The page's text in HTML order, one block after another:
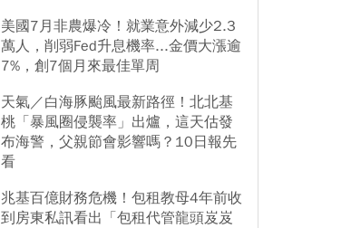
美國7月非農爆冷！就業意外減少2.3
萬人，削弱Fed升息機率...金價大漲逾
7%，創7個月來最佳單周
天氣／白海豚颱風最新路徑！北北基
桃「暴風圈侵襲率」出爐，這天估發
布海警，父親節會影響嗎？10日報先
看
兆基百億財務危機！包租教母4年前收
到房東私訊看出「包租代管龍頭岌岌